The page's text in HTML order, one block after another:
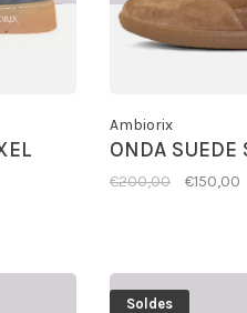
Ambiorix
ONDA SUEDE
€200,00 €150,00
Soldes